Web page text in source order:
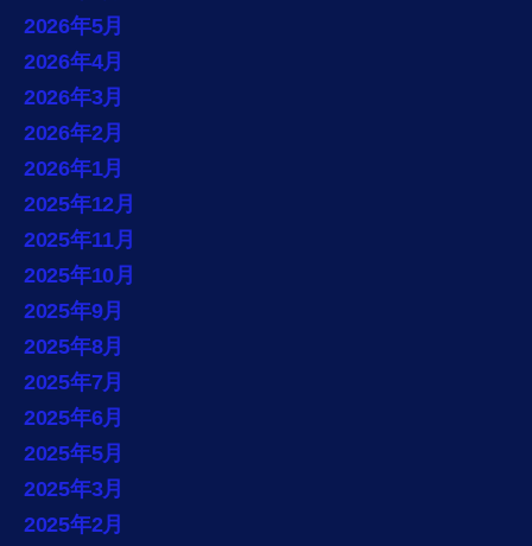
2026年5月
2026年4月
2026年3月
2026年2月
2026年1月
2025年12月
2025年11月
2025年10月
2025年9月
2025年8月
2025年7月
2025年6月
2025年5月
2025年3月
2025年2月